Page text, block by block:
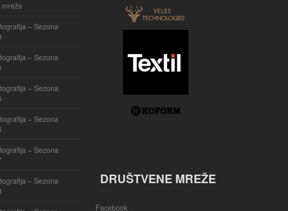
– Sezona
– Sezona
– Sezona
– Sezona
– Sezona
– Sezona
DRUŠTVENE MREŽE
Facebook